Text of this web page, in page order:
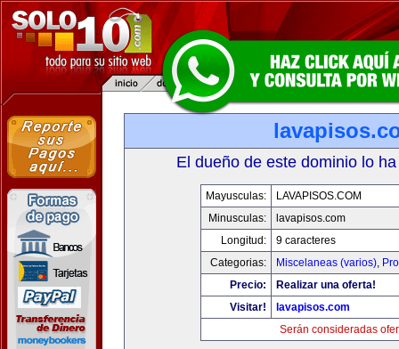
El dueño de este dominio lo
Mayusculas:
LAVAPISOS.COM
Minusculas:
lavapisos.com
Longitud:
9 caracteres
Categorias:
Miscelaneas (varios),
Precio:
Realizar una oferta!
Visitar!
lavapisos.com
Serán consideradas